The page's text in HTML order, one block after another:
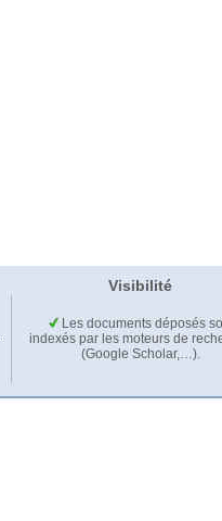
Visibilité
Les documents déposés
indexés par les moteurs de
(Google Scholar,…).